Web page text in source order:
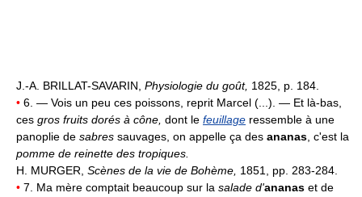
J.-A. BRILLAT-SAVARIN, Physiologie du goût, 1825, p. 184.
• 6. — Vois un peu ces poissons, reprit Marcel (...). — Et là-bas,
ces gros fruits dorés à cône, dont le feuillage ressemble à une
panoplie de sabres sauvages, on appelle ça des ananas , c'est la
pomme de reinette des tropiques.
H. MURGER, Scènes de la vie de Bohème, 1851, pp. 283-284.
• 7. Ma mère comptait beaucoup sur la salade d'ananas et de